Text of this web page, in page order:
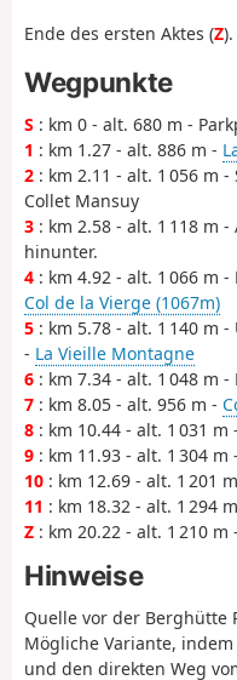
Ende des ersten Aktes (Z).
Wegpunkte
S : km 0 - alt. 680 m -
1 : km 1.27 - alt. 886 m -
2 : km 2.11 - alt. 1 056 m
Collet Mansuy
3 : km 2.58 - alt. 1 118 m
hinunter.
4 : km 4.92 - alt. 1 066 m
Col de la Vierge (1067m)
5 : km 5.78 - alt. 1 140 m
- La Vieille Montagne
6 : km 7.34 - alt. 1 048 m
7 : km 8.05 - alt. 956 m -
8 : km 10.44 - alt. 1 031 m -
9 : km 11.93 - alt. 1 304 m -
10 : km 12.69 - alt. 1 201
11 : km 18.32 - alt. 1 294
Z : km 20.22 - alt. 1 210 m -
Hinweise
Quelle vor der Berghütte
Mögliche Variante,
und den direkten Weg